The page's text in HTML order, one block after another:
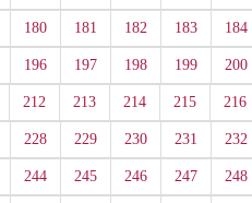
180 181 182 183 184
196 197 198 199 200
212 213 214 215 216
228 229 230 231 232
244 245 246 247 248